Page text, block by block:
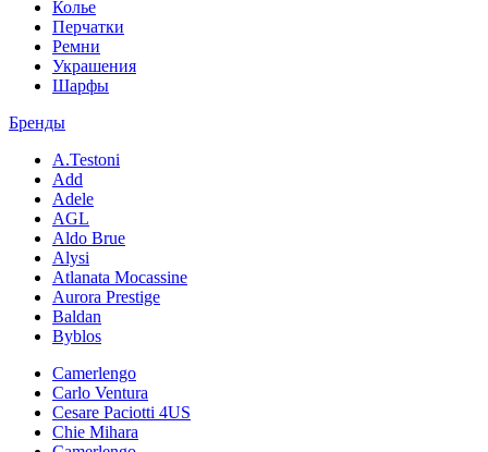
Колье
Перчатки
Ремни
Украшения
Шарфы
Бренды
A.Testoni
Add
Adele
AGL
Aldo Brue
Alysi
Atlanata Mocassine
Aurora Prestige
Baldan
Byblos
Camerlengo
Carlo Ventura
Cesare Paciotti 4US
Chie Mihara